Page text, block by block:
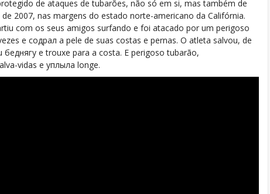
de ataques de tubarões, não só em si, mas também de
2007, nas margens do estado norte-americano da Califórnia.
com os seus amigos surfando e foi atacado por um perigoso
e содрал a pele de suas costas e pernas. O atleta salvou, de
e trouxe para a costa. E perigoso tubarão,
vidas e уплыла longe.